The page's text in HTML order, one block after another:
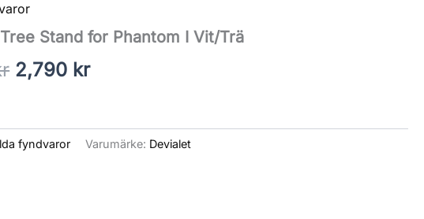
Stand for Phantom I Vit/Trä
Det
ursprungliga
priset
4,890 kr.
2,790 kr
nuvarande
2,790 kr.
fyndvaror Varumärke: Devialet